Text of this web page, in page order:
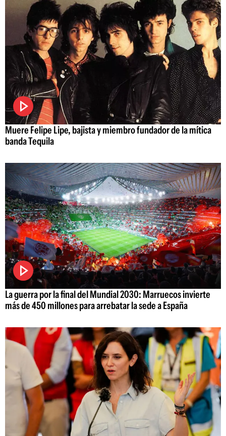
Muere Felipe Lipe, bajista y miembro fundador de la mítica
banda Tequila
La guerra por la final del Mundial 2030: Marruecos invierte
más de 450 millones para arrebatar la sede a España